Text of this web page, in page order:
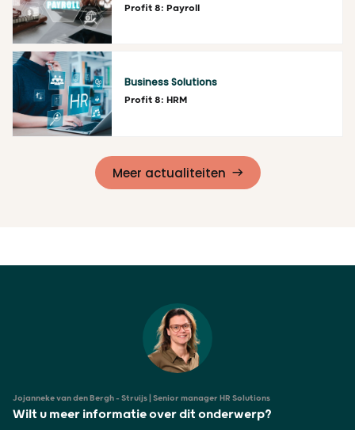
Lees meer
Profit 8: Payroll
Business Solutions
Profit 8: HRM
Meer actualiteiten
Jojanneke van den Bergh - Struijs | Senior manager HR Solutions
Wilt u meer informatie over dit onderwerp?